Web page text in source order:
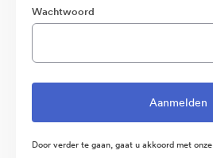
Wachtwoord
Door verder te gaan, gaat u akkoord met onze